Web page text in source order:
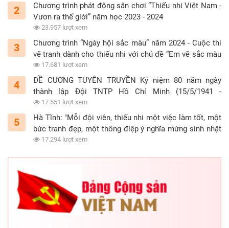
2
Chương trình phát động sân chơi “Thiếu nhi Việt Nam -
Vươn ra thế giới” năm học 2023 - 2024
23.957 lượt xem
3
Chương trình “Ngày hội sắc màu” năm 2024 - Cuộc thi
vẽ tranh dành cho thiếu nhi với chủ đề “Em vẽ sắc màu
tình nguyện”
17.681 lượt xem
4
ĐỀ CƯƠNG TUYÊN TRUYỀN Kỷ niệm 80 năm ngày
thành lập Đội TNTP Hồ Chí Minh (15/5/1941 -
15/5/2021)
17.551 lượt xem
5
Hà Tĩnh: "Mỗi đội viên, thiếu nhi một việc làm tốt, một
bức tranh đẹp, một thông điệp ý nghĩa mừng sinh nhật
Đội"17.294 lượt xem